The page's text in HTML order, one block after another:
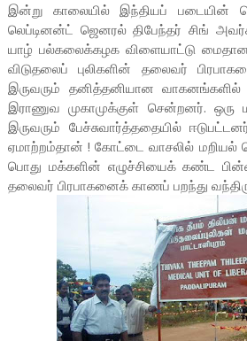
இன்று காலையில் இந்தியப் படையின்
லெப்டினன்ட் ஜெனரல் திபேந்தர் சிங்
யாழ் பல்கலைக்கழக விளையாட்டு
விடுதலைப் புலிகளின் தலைவர்
இருவரும் தனித்தனியான வாகனங்களில்
இராணுவ முகாமுக்குள் சென்றனர். ஒரு
இருவரும் பேச்சுவார்த்ததையில்
ஏமாற்றம்தான் ! கோட்டை வாசலில்
பொது மக்களின் எழுச்சியைக் கண்ட
தலைவர் பிரபாகனைக் காணப் பறந்து